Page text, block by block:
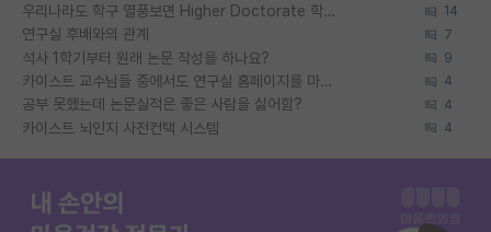
우리나라도 학구 열풍보면 Higher Doctorate 학위가 필요하다고 봅니다. 14
연구실 후배와의 관계 7
석사 1학기부터 원래 논문 작성을 하나요? 9
카이스트 교수님들 중에서도 연구실 홈페이지를 마련 안 하신 분들이 계시던데 4
공부 못했는데 논문실적은 좋은 사람을 싫어함? 4
카이스트 뇌인지 사전컨택 시스템 4